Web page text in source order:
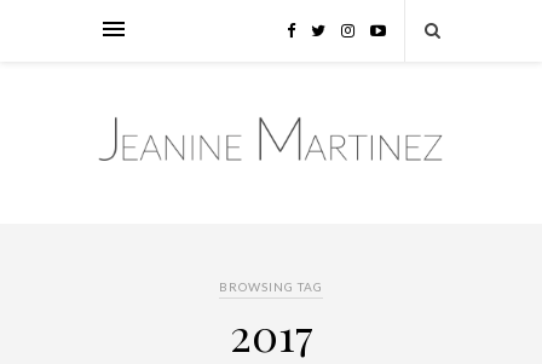
BROWSING TAG
2017